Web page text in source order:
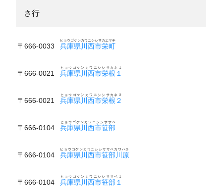
さ行
〒666-0033 兵庫県川西市栄町
ヒョウゴケンカワニシシサカエマチ
〒666-0021 兵庫県川西市栄根１
ヒョウゴケンカワニシシサカネ１
〒666-0021 兵庫県川西市栄根２
ヒョウゴケンカワニシシサカネ２
〒666-0104 兵庫県川西市笹部
ヒョウゴケンカワニシシササベ
〒666-0104 兵庫県川西市笹部川原
ヒョウゴケンカワニシシササベカワハラ
〒666-0104 兵庫県川西市笹部１
ヒョウゴケンカワニシシササベ１